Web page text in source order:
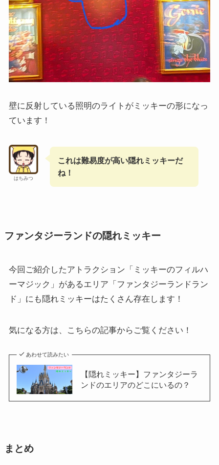
壁に反射している照明のライトがミッキーの形になっ
ています！
はちみつ
これは難易度が高い隠れミッキーだ
ね！
ファンタジーランドの隠れミッキー
今回ご紹介したアトラクション「ミッキーのフィルハ
ーマジック」があるエリア「ファンタジーランドラン
ド」にも隠れミッキーはたくさん存在します！
気になる方は、こちらの記事からご覧ください！
あわせて読みたい
【隠れミッキー】ファンタジーラ
ンドのエリアのどこにいるの？
まとめ